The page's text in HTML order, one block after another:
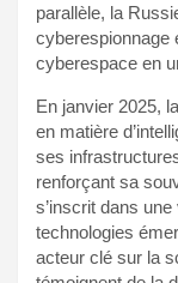
parallèle, la
cyberespionnage
cyberespace en
En janvier 2025,
en matière
ses
renforçant sa
s’inscrit dans
technologies
acteur clé sur la